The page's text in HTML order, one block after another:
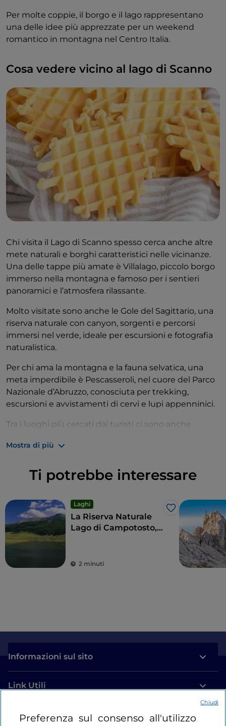
Per molte coppie, il borgo e il lago rappresentano
una delle idee più apprezzate per un weekend
romantico in montagna nel Centro Italia.
Cosa vedere vicino al lago di Scanno
Chi visita il Lago di Scanno spesso cerca anche altre
mete naturali e borghi caratteristici nelle vicinanze.
Una delle tappe più amate è Villalago, piccolo borgo
immerso nella montagna e famoso per i sentieri
panoramici e l’atmosfera rilassante.
Molto visitate sono anche le Gole del Sagittario, una
riserva naturale con canyon, sorgenti e percorsi
immersi nel verde, ideale per escursioni e fotografia
naturalistica.
Per chi ama la montagna e la fauna selvatica, una
meta imperdibile è Pescasseroli, nel cuore del Parco
Nazionale d’Abruzzo, conosciuta per trekking,
escursioni e avvistamenti di cervi e lupi appenninici.
Tra i luoghi più cercati dai turisti ci sono anche
medievale, e Roccaraso, meta ideale sia in inverno
Mostra di più
Ti potrebbe interessare
Laghi
Like
La Riserva Naturale
Lago di Campotosto,
2 minuti
Informazioni sul sito
Link Utili
Login
Preferenza sul consenso all'utilizzo
Chiudi